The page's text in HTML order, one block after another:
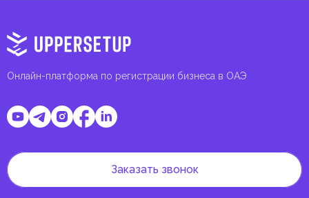
Онлайн-платформа по регистрации бизнеса в ОАЭ
Заказать звонок